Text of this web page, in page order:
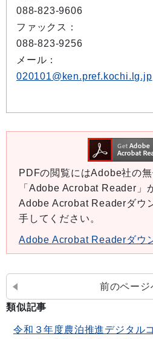
088-823-9606
ファックス：
088-823-9256
メール：
020101@ken.pref.kochi.lg.jp
PDFの閲覧にはAdobe社の
「Adobe Acrobat Reader」
Adobe Acrobat Readerダウ
手してください。
Adobe Acrobat Readerダウ
前のページ
類似記事
令和３年度農泊推進デジタル